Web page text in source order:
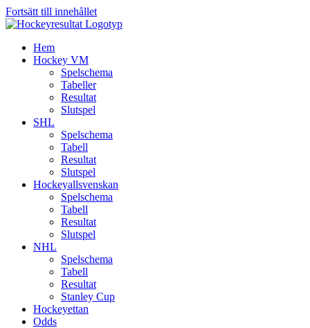
Fortsätt till innehållet
Hem
Hockey VM
Spelschema
Tabeller
Resultat
Slutspel
SHL
Spelschema
Tabell
Resultat
Slutspel
Hockeyallsvenskan
Spelschema
Tabell
Resultat
Slutspel
NHL
Spelschema
Tabell
Resultat
Stanley Cup
Hockeyettan
Odds